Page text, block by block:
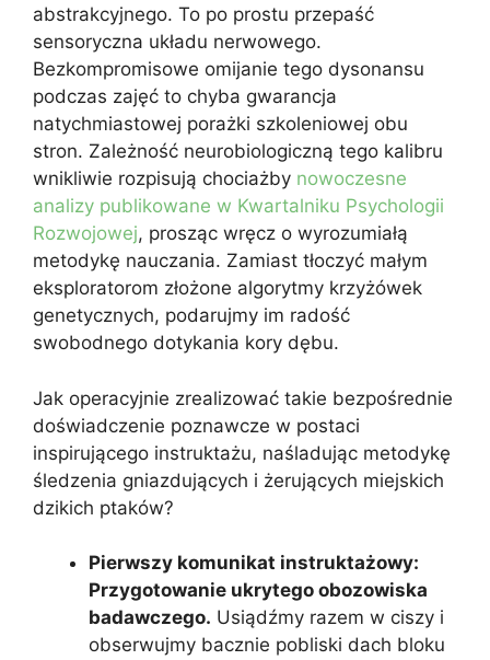
abstrakcyjnego. To po prostu przepaść
sensoryczna układu nerwowego.
Bezkompromisowe omijanie tego dysonansu
podczas zajęć to chyba gwarancja
natychmiastowej porażki szkoleniowej obu
stron. Zależność neurobiologiczną tego kalibru
wnikliwie rozpisują chociażby nowoczesne
analizy publikowane w Kwartalniku Psychologii
Rozwojowej, prosząc wręcz o wyrozumiałą
metodykę nauczania. Zamiast tłoczyć małym
eksploratorom złożone algorytmy krzyżówek
genetycznych, podarujmy im radość
swobodnego dotykania kory dębu.
Jak operacyjnie zrealizować takie bezpośrednie
doświadczenie poznawcze w postaci
inspirującego instruktażu, naśladując metodykę
śledzenia gniazdujących i żerujących miejskich
dzikich ptaków?
Pierwszy komunikat instruktażowy:
Przygotowanie ukrytego obozowiska
badawczego. Usiądźmy razem w ciszy i
obserwujmy bacznie pobliski dach bloku